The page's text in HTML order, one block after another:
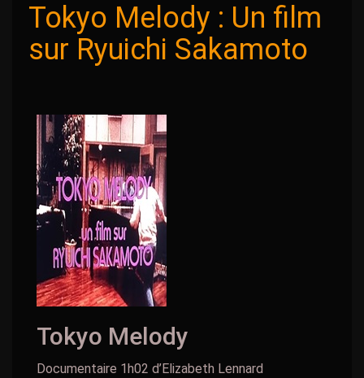
Tokyo Melody : Un film
sur Ryuichi Sakamoto
Tokyo Melody
Documentaire 1h02 d’Elizabeth Lennard